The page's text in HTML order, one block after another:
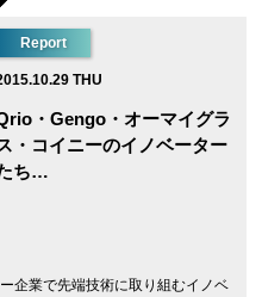
Report
THU
・Gengo・オーマイグラ
・コイニーのイノベーター
ち…
企業で先端技術に取り組むイノベ